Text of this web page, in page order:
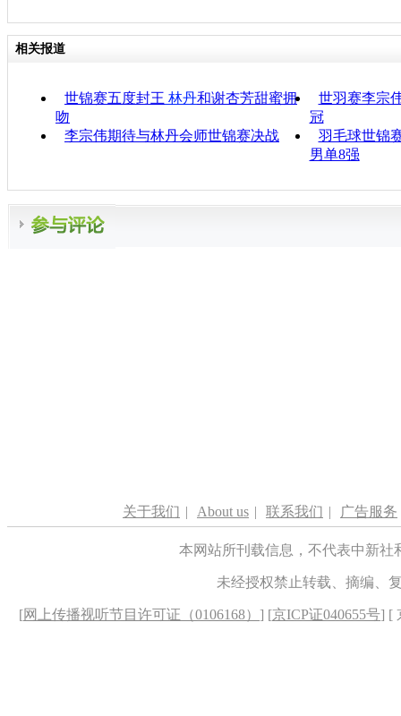
相关报道
世锦赛五度封王 林丹和谢杏芳甜蜜拥
吻
世羽赛李宗
冠
李宗伟期待与林丹会师世锦赛决战
羽毛球世锦
男单8强
关于我们 | About us | 联系我们 | 广告服务
本网站所刊载信息，不代表中新
未经授权禁止转载、摘编、
[网上传播视听节目许可证（0106168） ] [京ICP证040655号] [